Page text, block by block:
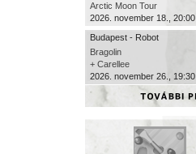
Arctic Moon Tour
2026. november 18., 20:00
Budapest - Robot
Bragolin
+ Carellee
2026. november 26., 19:30